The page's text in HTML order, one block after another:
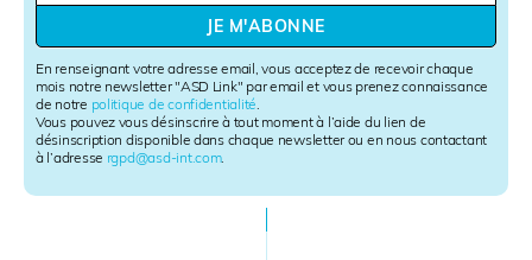
s
l
e
t
t
e
S
En renseignant votre adresse email, vous acceptez de recevoir chaque
mois notre newsletter "ASD Link" par email et vous prenez connaissance
de notre politique de confidentialité
Vous pouvez vous désinscrire à tout moment à l’aide du lien de
désinscription disponible dans chaque newsletter ou en nous contactant
à l’adresse rgpd@asd-int.com.
JE M'ABONNE